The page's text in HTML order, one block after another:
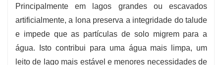
Principalmente em lagos grandes ou escavados
artificialmente, a lona preserva a integridade do talude
e impede que as partículas de solo migrem para a
água. Isto contribui para uma água mais limpa, um
leito de lago mais estável e menores necessidades de